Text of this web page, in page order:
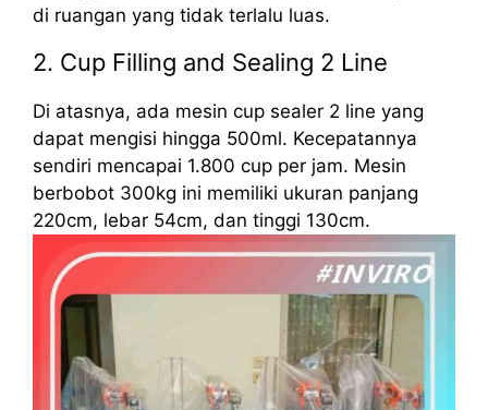
di ruangan yang tidak terlalu luas.
2. Cup Filling and Sealing 2 Line
Di atasnya, ada mesin cup sealer 2 line yang
dapat mengisi hingga 500ml. Kecepatannya
sendiri mencapai 1.800 cup per jam. Mesin
berbobot 300kg ini memiliki ukuran panjang
220cm, lebar 54cm, dan tinggi 130cm.